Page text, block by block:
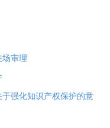
场审理
强化知识产权保护的意